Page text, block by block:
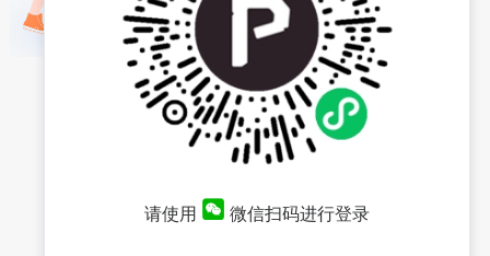
请使用 微信扫码进行登录